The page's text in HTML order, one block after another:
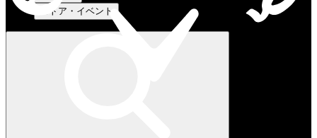
ストア・イベント